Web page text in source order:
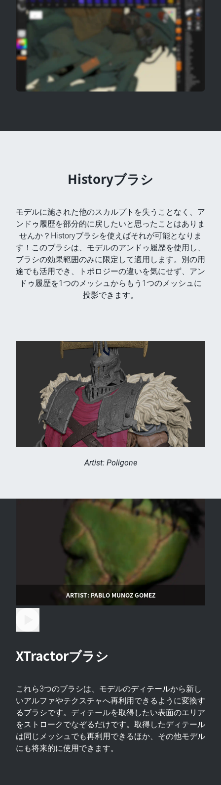
Historyブラシ
モデルに施された他のスカルプトを失うことなく、ア
ンドゥ履歴を部分的に戻したいと思ったことはありま
せんか？Historyブラシを使えばそれが可能となりま
す！このブラシは、モデルのアンドゥ履歴を使用し、
ブラシの効果範囲のみに限定して適用します。別の用
途でも活用でき、トポロジーの違いを気にせず、アン
ドゥ履歴を1つのメッシュからもう1つのメッシュに
投影できます。
Artist: Poligone
ARTIST: PABLO MUNOZ GOMEZ
XTractorブラシ
これら3つのブラシは、モデルのディテールから新し
いアルファやテクスチャへ再利用できるように変換す
るブラシです。ディテールを取得したい表面のエリア
をストロークでなぞるだけです。取得したディテール
は同じメッシュでも再利用できるほか、その他モデル
にも将来的に使用できます。